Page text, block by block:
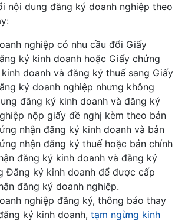
nội dung đăng ký doanh nghiệp theo
nghiệp có nhu cầu đổi Giấy
ký kinh doanh hoặc Giấy chứng
doanh và đăng ký thuế sang Giấy
ký doanh nghiệp nhưng không
đăng ký kinh doanh và đăng ký
nộp giấy đề nghị kèm theo bản
nhận đăng ký kinh doanh và bản
nhận đăng ký thuế hoặc bản chính
đăng ký kinh doanh và đăng ký
Đăng ký kinh doanh để được cấp
đăng ký doanh nghiệp.
nghiệp đăng ký, thông báo thay
ký kinh doanh, tạm ngừng kinh